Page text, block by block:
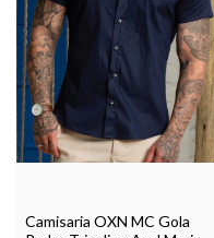
Camisaria OXN MC Gola